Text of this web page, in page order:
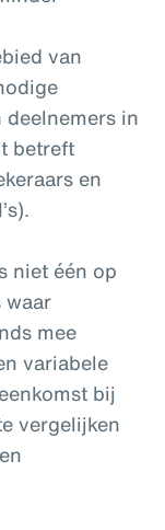
van
in
betreft
en
niet één op
waar
mee
variabele
bij
vergelijken